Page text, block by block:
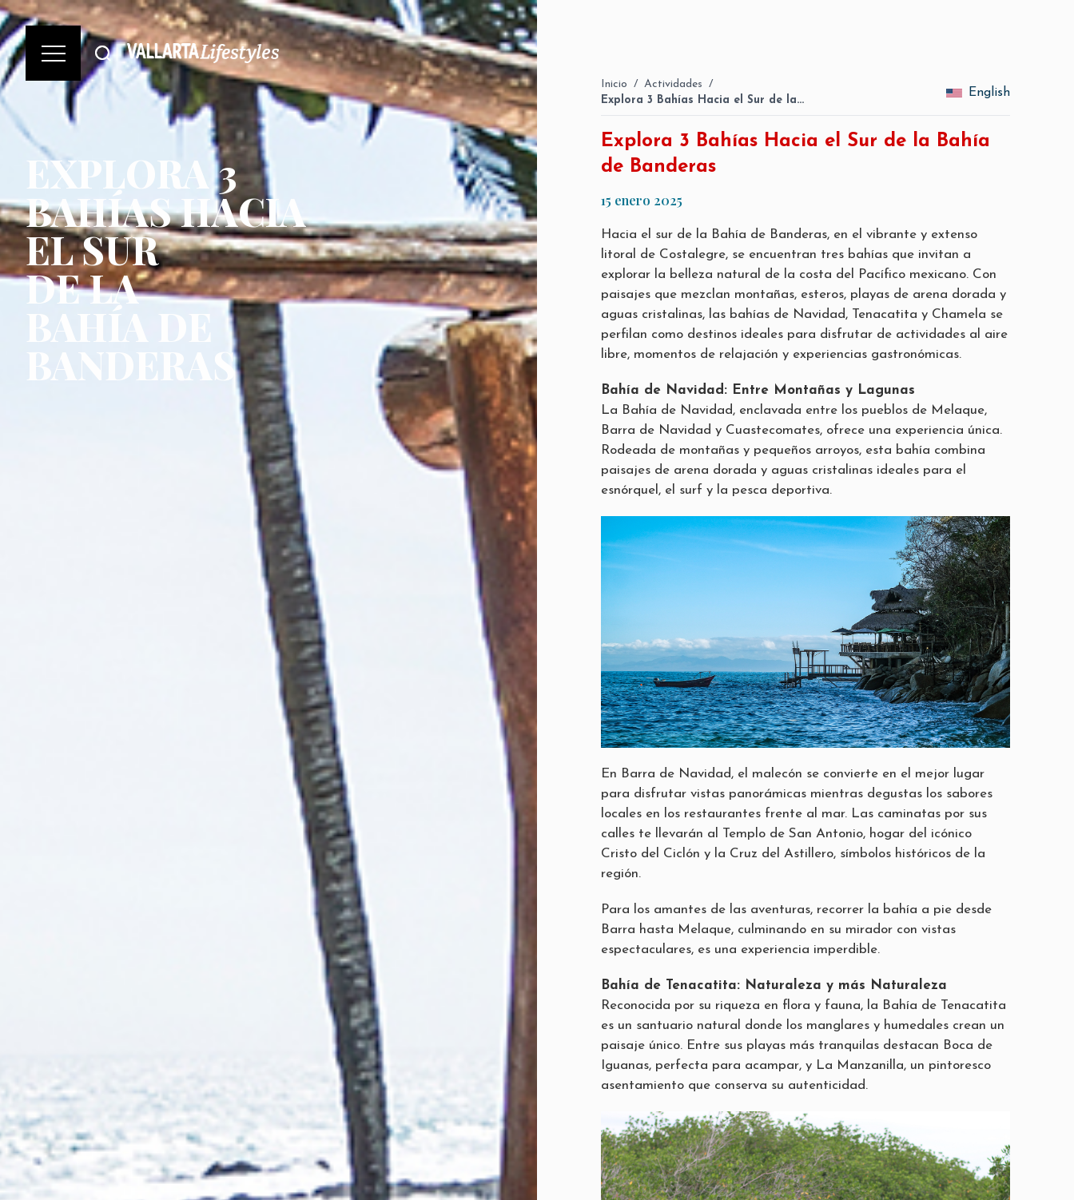
EXPLORA 3
BAHÍAS HACIA
EL SUR
DE LA
BAHÍA DE
BANDERAS
Inicio / Actividades /
Explora 3 Bahías Hacia el Sur de la…
English
Explora 3 Bahías Hacia el Sur de la Bahía
de Banderas
15 enero 2025
Hacia el sur de la Bahía de Banderas, en el vibrante y extenso
litoral de Costalegre, se encuentran tres bahías que invitan a
explorar la belleza natural de la costa del Pacífico mexicano. Con
paisajes que mezclan montañas, esteros, playas de arena dorada y
aguas cristalinas, las bahías de Navidad, Tenacatita y Chamela se
perfilan como destinos ideales para disfrutar de actividades al aire
libre, momentos de relajación y experiencias gastronómicas.
Bahía de Navidad: Entre Montañas y Lagunas
La Bahía de Navidad, enclavada entre los pueblos de Melaque,
Barra de Navidad y Cuastecomates, ofrece una experiencia única.
Rodeada de montañas y pequeños arroyos, esta bahía combina
paisajes de arena dorada y aguas cristalinas ideales para el
esnórquel, el surf y la pesca deportiva.
En Barra de Navidad, el malecón se convierte en el mejor lugar
para disfrutar vistas panorámicas mientras degustas los sabores
locales en los restaurantes frente al mar. Las caminatas por sus
calles te llevarán al Templo de San Antonio, hogar del icónico
Cristo del Ciclón y la Cruz del Astillero, símbolos históricos de la
región.
Para los amantes de las aventuras, recorrer la bahía a pie desde
Barra hasta Melaque, culminando en su mirador con vistas
espectaculares, es una experiencia imperdible.
Bahía de Tenacatita: Naturaleza y más Naturaleza
Reconocida por su riqueza en flora y fauna, la Bahía de Tenacatita
es un santuario natural donde los manglares y humedales crean un
paisaje único. Entre sus playas más tranquilas destacan Boca de
Iguanas, perfecta para acampar, y La Manzanilla, un pintoresco
asentamiento que conserva su autenticidad.